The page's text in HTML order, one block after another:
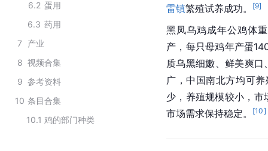
6.2 蛋用
6.3 药用
7
产业
8 视频合集
9 参考资料
10 条目合集
10.1 鸡的部门种类
雷镇繁殖试养成功。 [9]
黑凤乌鸡成年公鸡体
产，每只母鸡年产蛋
质乌黑细嫩、鲜美爽口
广，中国南北方均可
少，养殖规模较小，
市场需求保持稳定。
[10]